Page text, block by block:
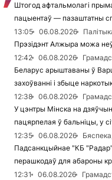
Штогод афтальмолагі
пацыентаў — пазаштатны
13:05
06.08.2026
Прэзідэнт Алжыра можа
12:42
06.08.2026
Беларус арыштаваны ў
захоўванні і збыце
12:38
06.08.2026
У цэнтры Мінска на
пацярпелая ў бальніцы, у
12:35
06.08.2026
Падсанкцыйнае "КБ
перашкодаў для абароны
12:31
06.08.2026